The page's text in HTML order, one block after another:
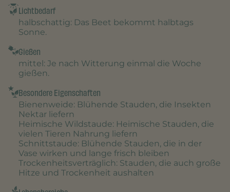
Lichtbedarf
halbschattig: Das Beet bekommt halbtags
Sonne.
Gießen
mittel : Je nach Witterung einmal die Woche
gießen.
Besondere Eigenschaften
Bienenweide: Blühende Stauden, die Insekten
Nektar liefern
Heimische Wildstaude: Heimische Stauden, die
vielen Tieren Nahrung liefern
Schnittstaude: Blühende Stauden, die in der
Vase wirken und lange frisch bleiben
Trockenheitsverträglich: Stauden, die auch große
Hitze und Trockenheit aushalten